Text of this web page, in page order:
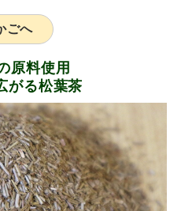
ごへ
原料使用
がる松葉茶